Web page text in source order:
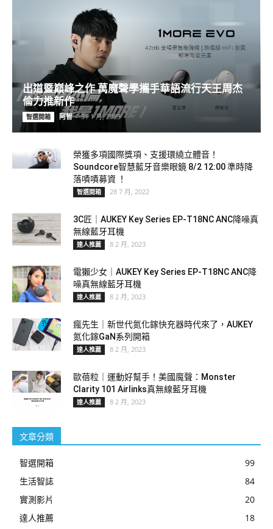
出道暨巔峰之作 萬魔聲學攜手華語流行天王周杰
倫力推新作
智選開箱 阿智 - 31 1 月, 2023
榮獲多項國際獎項、支援環繞立體音！
Soundcore智慧藍牙音樂眼鏡 8/2 12:00 準時降
落嘖嘖募資 ！
智選開箱 28 7 月, 2022
3C匠｜AUKEY Key Series EP-T18NC ANC降噪真
無線藍牙耳機
達人推薦 8 2 月, 2023
電獺少女｜AUKEY Key Series EP-T18NC ANC降
噪真無線藍牙耳機
達人推薦 8 2 月, 2023
瘋先生｜新世代氮化鎵快充器時代來了，AUKEY
氮化鎵GaN系列開箱
達人推薦 8 2 月, 2023
歐蓓粒｜運動好幫手！美國魔聲：Monster
Clarity 101 Airlinks真無線藍牙耳機
達人推薦 8 2 月, 2023
文章分類
智選開箱
99
生活智誌
84
實測影片
20
達人推薦
18